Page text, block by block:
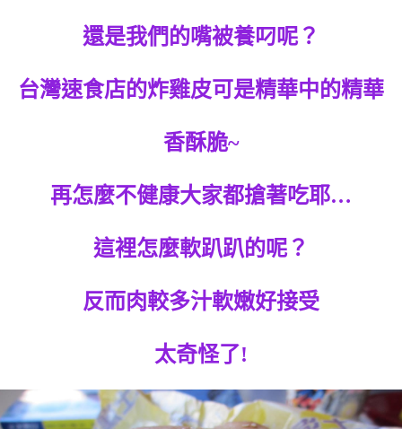
還是我們的嘴被養叼呢？
台灣速食店的炸雞皮可是精華中的精華
香酥脆~
再怎麼不健康大家都搶著吃耶…
這裡怎麼軟趴趴的呢？
反而肉較多汁軟嫩好接受
太奇怪了!